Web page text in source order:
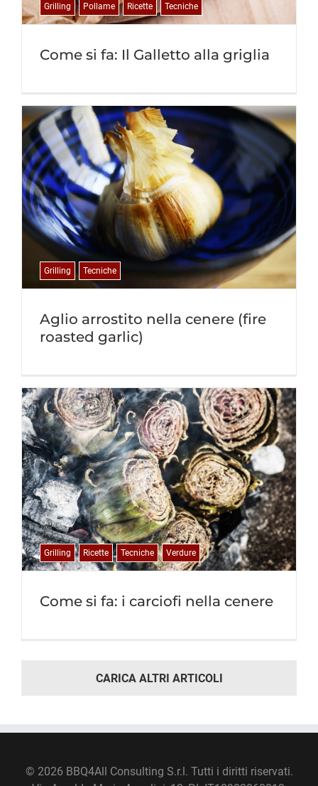
Come si fa: Il Galletto alla griglia
Grilling Pollame Ricette Tecniche
Aglio arrostito nella cenere (fire
roasted garlic)
Grilling Tecniche
Come si fa: i carciofi nella cenere
Grilling Ricette Tecniche Verdure
CARICA ALTRI ARTICOLI
© 2026 BBQ4All Consulting S.r.l. Tutti i diritti riservati.